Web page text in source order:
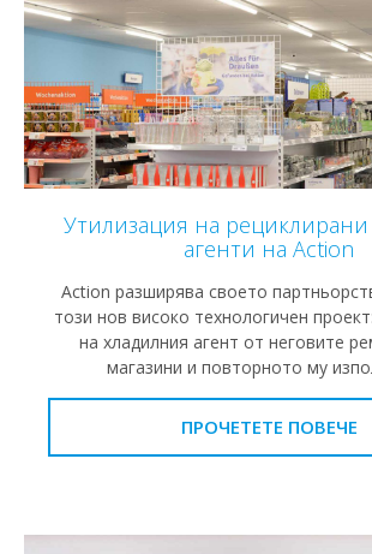
Утилизация на
агенти на Action
Action разширява своето
този нов високо технологичен
на хладилния агент от неговите
магазини и повторното му
ПРОЧЕТЕТЕ ПОВЕЧЕ